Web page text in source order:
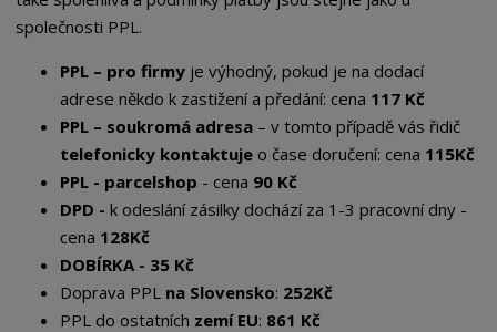
společnosti PPL.
PPL – pro firmy je výhodný, pokud je na dodací
adrese někdo k zastižení a předání: cena 117 Kč
PPL – soukromá adresa – v tomto případě vás řidič
telefonicky kontaktuje o čase doručení: cena 115Kč
PPL - parcelshop - cena 90 Kč
DPD -k odeslání zásilky dochází za 1-3 pracovní dny -
cena 128Kč
DOBÍRKA - 35 Kč
Doprava PPL na Slovensko: 252Kč
PPL do ostatních zemí EU: 861 Kč